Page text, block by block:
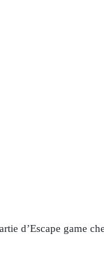
d’Escape game